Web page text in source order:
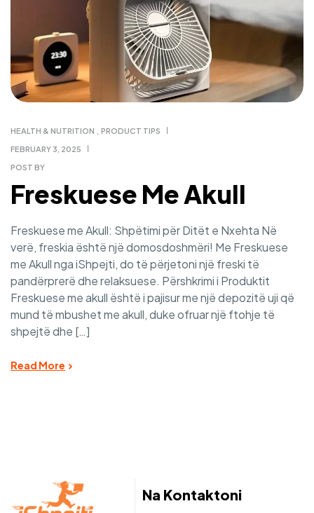
FEBRUARY 3, 2025
HEALTH & NUTRITION PRODUCT TIPS
POST BY
Freskuese Me Akull
Freskuese me Akull: Shpëtimi për Ditët e Nxehta Në
verë, freskia është një domosdoshmëri! Me Freskuese
me Akull nga iShpejti, do të përjetoni një freski të
pandërprerë dhe relaksuese. Përshkrimi i Produktit
Freskuese me akull është i pajisur me një depozitë uji që
mund të mbushet me akull, duke ofruar një ftohje të
shpejtë dhe […]
Read More
Na Kontaktoni